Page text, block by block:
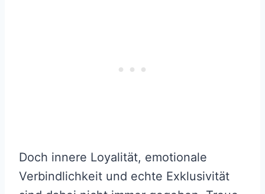
Doch innere Loyalität, emotionale
Verbindlichkeit und echte Exklusivität